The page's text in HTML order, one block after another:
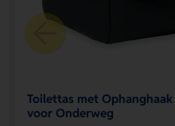
Toilettas met
voor Onderweg